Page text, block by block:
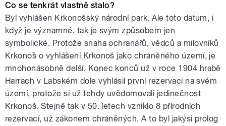
Co se tenkrát vlastně stalo?
Byl vyhlášen Krkonošský národní park. Ale toto datum, i
když je významné, tak je svým způsobem jen
symbolické. Protože snaha ochranářů, vědců a milovníků
Krkonoš o vyhlášení Krkonoš jako chráněného území, je
mnohonásobně delší. Konec konců už v roce 1904 hrabě
Harrach v Labském dole vyhlásil první rezervaci na svém
území, protože si už tehdy uvědomovali jedinečnost
Krkonoš. Stejně tak v 50. letech vzniklo 8 přírodních
rezervací, už zákonem chráněných. A to byl jakýsi prolog